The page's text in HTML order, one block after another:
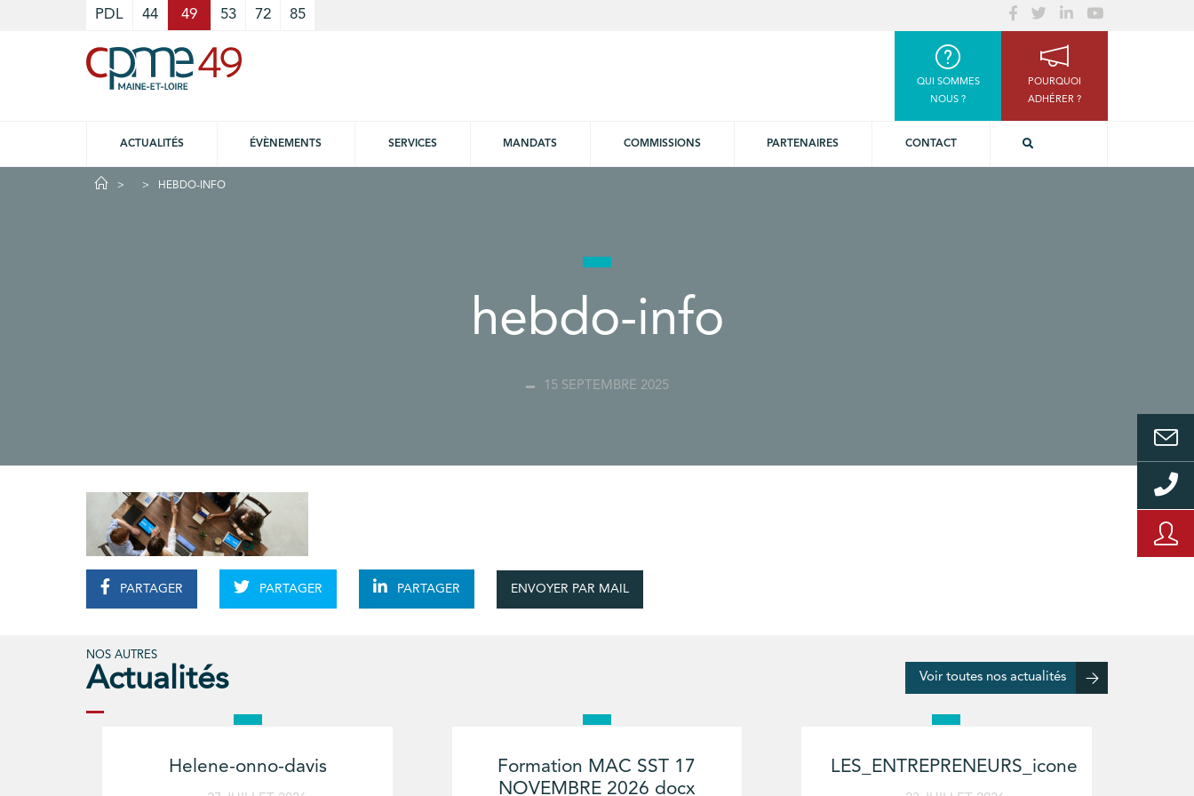
PDL 44 49 53 72 85
QUI SOMMES
NOUS ?
POURQUOI
ADHÉRER ?
ACTUALITÉS ÉVÈNEMENTS SERVICES MANDATS COMMISSIONS PARTENAIRES CONTACT
HEBDO-INFO
hebdo-info
15 SEPTEMBRE 2025
PARTAGER PARTAGER PARTAGER ENVOYER PAR MAIL
NOS AUTRES
Actualités Voir toutes nos actualités
Helene-onno-davis
Formation MAC SST 17
NOVEMBRE 2026 docx
LES_ENTREPRENEURS_icone
Cookies management panel